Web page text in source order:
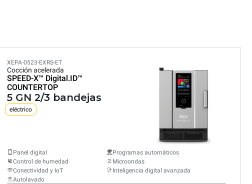
XEPA-0523-EXRS-ET
Cocción acelerada
SPEED-X™ Digital.ID™
COUNTERTOP
5 GN 2/3 bandejas
eléctrico
Panel digital
Control de humedad
Conectividad y IoT
Autolavado
Programas automáticos
Microondas
Inteligencia digital avanzada